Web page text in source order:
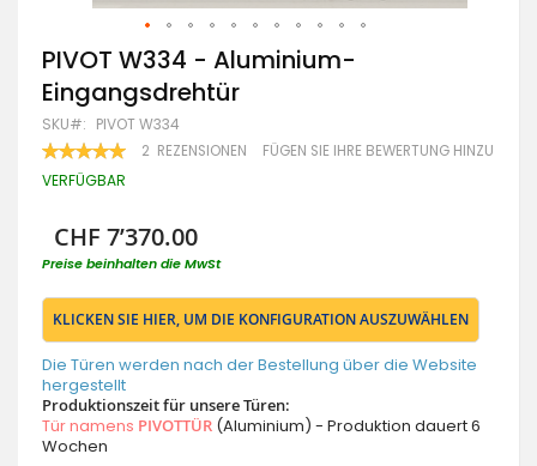
Zum
Anfang
der
Bildgalerie
springen
PIVOT W334 - Aluminium-
Eingangsdrehtür
SKU PIVOT W334
BEWERTUNG:
100
2 REZENSIONEN FÜGEN SIE IHRE BEWERTUNG HINZU
VERFÜGBAR
CHF 7’370.00
Preise beinhalten die MwSt
KLICKEN SIE HIER, UM DIE KONFIGURATION AUSZUWÄHLEN
Die Türen werden nach der Bestellung über die Website
hergestellt
Produktionszeit für unsere Türen:
Tür namens PIVOTTÜR (Aluminium) - Produktion dauert 6
Wochen